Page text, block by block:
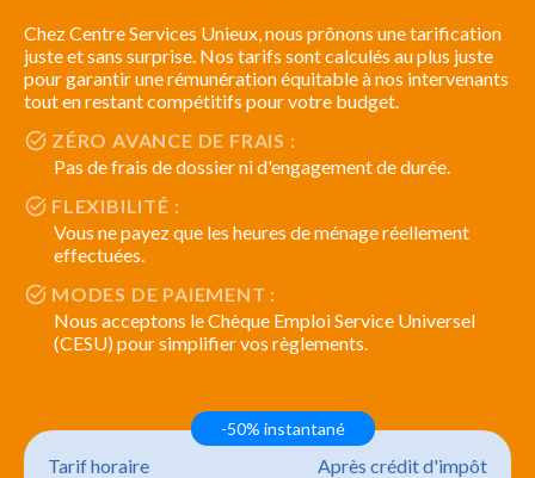
Chez Centre Services Unieux, nous prônons une tarification
juste et sans surprise. Nos tarifs sont calculés au plus juste
pour garantir une rémunération équitable à nos intervenants
tout en restant compétitifs pour votre budget.
ZÉRO AVANCE DE FRAIS :
Pas de frais de dossier ni d'engagement de durée.
FLEXIBILITÉ :
Vous ne payez que les heures de ménage réellement
effectuées.
MODES DE PAIEMENT :
Nous acceptons le Chèque Emploi Service Universel
(CESU) pour simplifier vos règlements.
Tarif horaire Après crédit d'impôt
-50% instantané